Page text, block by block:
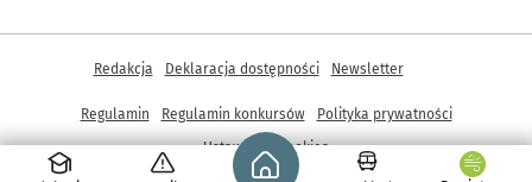
Strona główna - wroclaw.pl
Inne informacje
Redakcja Deklaracja dostępności Newsletter
Regulamin Regulamin konkursów
Polityka prywatności
Ustawienia cookies